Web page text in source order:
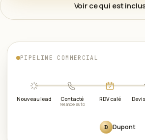
Voir ce qui est
PIPELINE COMMERCIAL
Nouveau lead Contacté
relance auto
RDV calé
D